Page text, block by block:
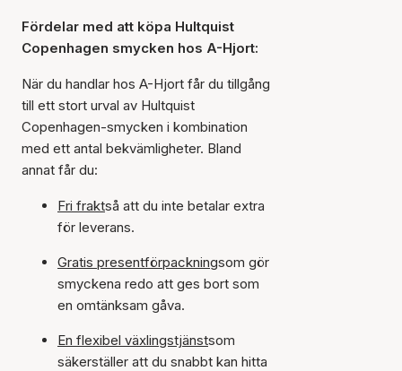
Fördelar med att köpa Hultquist
Copenhagen smycken hos A-Hjort:
När du handlar hos A-Hjort får du tillgång
till ett stort urval av Hultquist
Copenhagen-smycken i kombination
med ett antal bekvämligheter. Bland
annat får du:
Fri fraktså att du inte betalar extra
för leverans.
Gratis presentförpackningsom gör
smyckena redo att ges bort som
en omtänksam gåva.
En flexibel växlingstjänstsom
säkerställer att du snabbt kan hitta